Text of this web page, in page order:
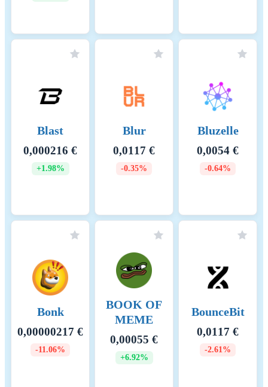
Blast
0,000216 €
+1.98%
Blur
0,0117 €
-0.35%
Bluzelle
0,0054 €
-0.64%
Bonk
0,00000217 €
-11.06%
BOOK OF
MEME
0,00055 €
+6.92%
BounceBit
0,0117 €
-2.61%